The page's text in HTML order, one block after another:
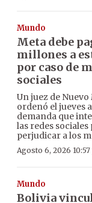
Mundo
Meta debe
millones a
por caso de
sociales
Un juez de
ordenó el jueves
demanda que
las redes
perjudicar a los
Agosto 6, 2026 10:57
Mundo
Bolivia